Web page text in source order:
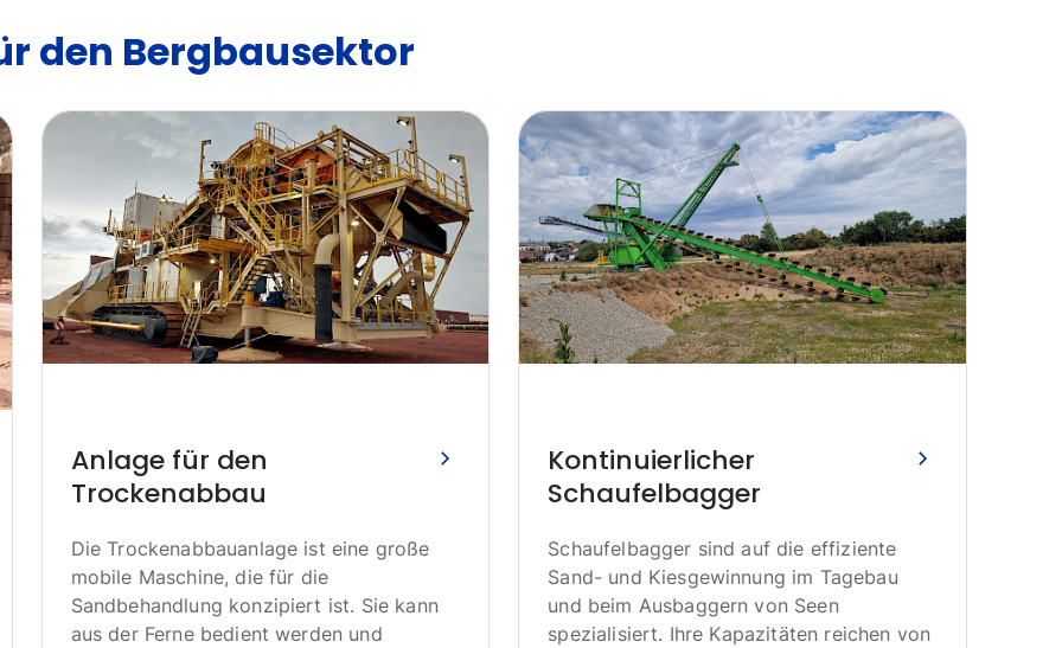
den Bergbausektor
Anlage für den
Trockenabbau
Die Trockenabbauanlage ist eine große
mobile Maschine, die für die
Sandbehandlung konzipiert ist. Sie kann
aus der Ferne bedient werden und
Kontinuierlicher
Schaufelbagger
Schaufelbagger sind auf die effiziente
Sand- und Kiesgewinnung im Tagebau
und beim Ausbaggern von Seen
spezialisiert. Ihre Kapazitäten reichen von